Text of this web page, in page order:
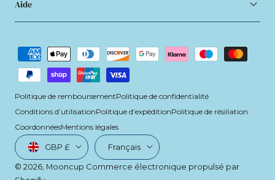
Aide
Pays/région
GBP £
Langue
Français
© 2026, Mooncup Commerce électronique propulsé par
Modes
de
paiement
Politique de remboursementPolitique de confidentialité
Conditions d’utilisationPolitique d’expéditionPolitique de résiliation
CoordonnéesMentions légales